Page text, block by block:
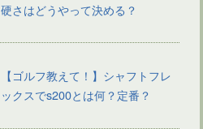
硬さはどうやって決める？
【ゴルフ教えて！】シャフトフレ
ックスでs200とは何？定番？